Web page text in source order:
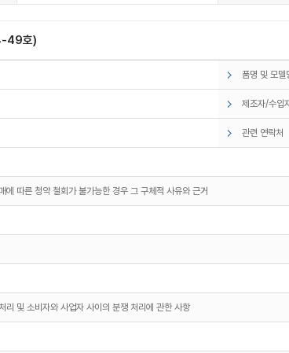
49호)
품명 및 모델
제조자/수입
관련 연락처
따른 청약 철회가 불가능한 경우 그 구체적 사유와 근거
리 및 소비자와 사업자 사이의 분쟁 처리에 관한 사항